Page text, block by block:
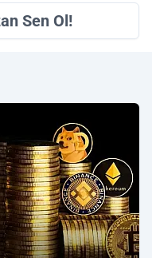
Sen Ol!